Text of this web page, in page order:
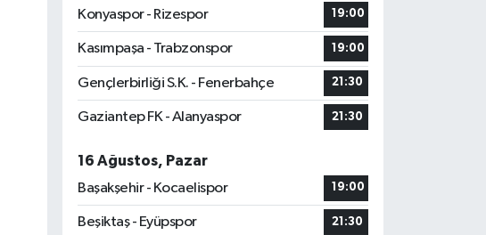
Konyaspor - Rizespor
19:00
Kasımpaşa - Trabzonspor 19:00
Gençlerbirliği S.K. - Fenerbahçe 21:30
Gaziantep FK - Alanyaspor 21:30
16 Ağustos, Pazar
Başakşehir - Kocaelispor
19:00
Beşiktaş - Eyüpspor 21:30